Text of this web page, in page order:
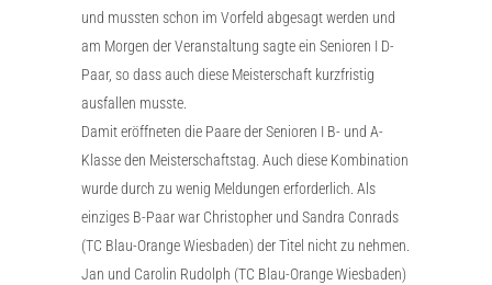
und mussten schon im Vorfeld abgesagt werden und
am Morgen der Veranstaltung sagte ein Senioren I D-
Paar, so dass auch diese Meisterschaft kurzfristig
ausfallen musste.
Damit eröffneten die Paare der Senioren I B- und A-
Klasse den Meisterschaftstag. Auch diese Kombination
wurde durch zu wenig Meldungen erforderlich. Als
einziges B-Paar war Christopher und Sandra Conrads
(TC Blau-Orange Wiesbaden) der Titel nicht zu nehmen.
Jan und Carolin Rudolph (TC Blau-Orange Wiesbaden)